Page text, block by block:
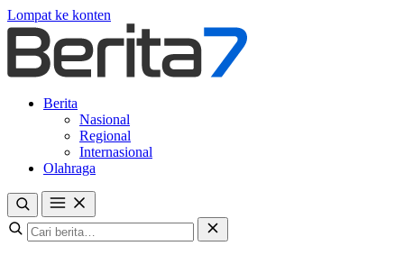
Lompat ke konten
Berita
Nasional
Regional
Internasional
Olahraga